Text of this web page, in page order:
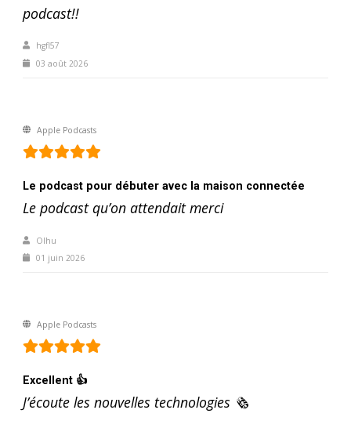
podcast!!
hgfl57
03 août 2026
Apple Podcasts
Le podcast pour débuter avec la maison connectée
Le podcast qu’on attendait merci
Olhu
01 juin 2026
Apple Podcasts
Excellent 👍
J’écoute les nouvelles technologies 🗞️